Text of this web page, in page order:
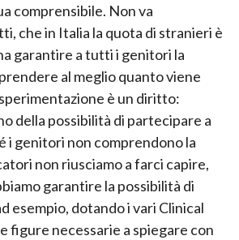
comprensibile. Non va
che in Italia la quota di stranieri è
garantire a tutti i genitori la
al meglio quanto viene
è un diritto:
della possibilità di partecipare a
i genitori non comprendono la
non riusciamo a farci capire,
garantire la possibilità di
esempio, dotando i vari Clinical
figure necessarie a spiegare con